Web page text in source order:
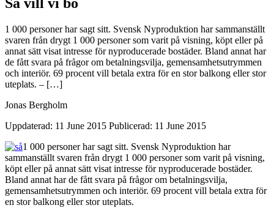
1 000 personer har sagt sitt. Svensk Nyproduktion har sammanställt
svaren från drygt 1 000 personer som varit på visning, köpt eller på
annat sätt visat intresse för nyproducerade bostäder. Bland annat har
de fått svara på frågor om betalningsvilja, gemensamhetsutrymmen
och interiör. 69 procent vill betala extra för en stor balkong eller stor
uteplats. – […]
Jonas Bergholm
Uppdaterad: 11 June 2015 Publicerad: 11 June 2015
1 000 personer har sagt sitt. Svensk Nyproduktion har
sammanställt svaren från drygt 1 000 personer som varit på visning,
köpt eller på annat sätt visat intresse för nyproducerade bostäder.
Bland annat har de fått svara på frågor om betalningsvilja,
gemensamhetsutrymmen och interiör. 69 procent vill betala extra för
en stor balkong eller stor uteplats.